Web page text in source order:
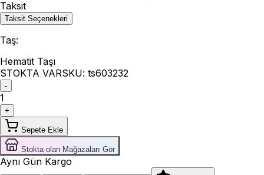
Taksit
Taksit Seçenekleri
Taş:
Hematit Taşı
STOKTA VARSKU: ts603232
-
1
+
Sepete Ekle
Stokta olan Mağazaları Gör
Aynı Gün Kargo